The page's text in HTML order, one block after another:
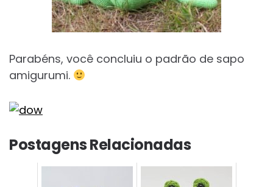
Parabéns, você concluiu o padrão de sapo
amigurumi.
Postagens Relacionadas